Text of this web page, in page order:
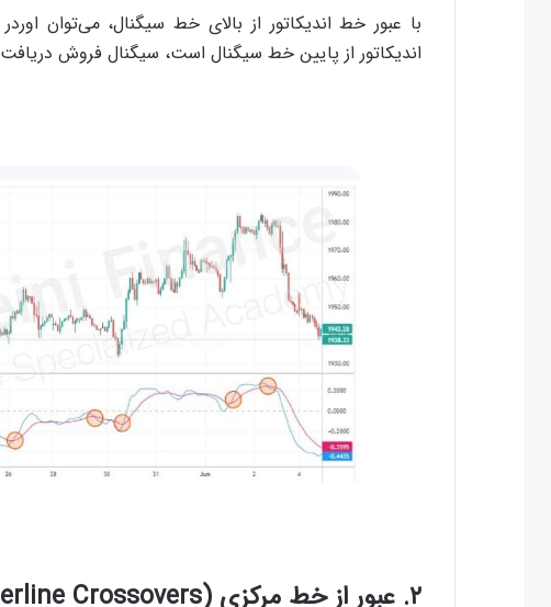
با عبور خط اندیکاتور از بالای خط سیگنال، می‌توان
اندیکاتور از پایین خط سیگنال است، سیگنال فروش
۲. عبور از خط مرکزی ( Crossovers